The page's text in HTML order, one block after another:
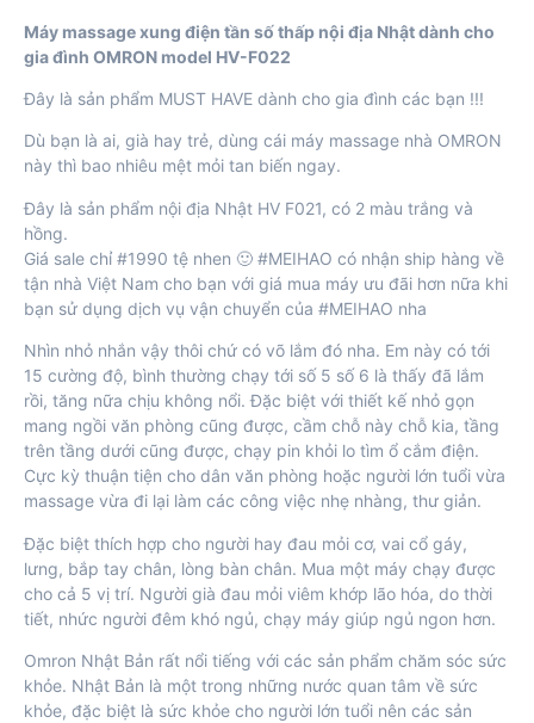
Máy massage xung điện tần số thấp nội địa Nhật dành cho
gia đình OMRON model HV-F022
Đây là sản phẩm MUST HAVE dành cho gia đình các bạn !!!
Dù bạn là ai, già hay trẻ, dùng cái máy massage nhà OMRON
này thì bao nhiêu mệt mỏi tan biến ngay.
Đây là sản phẩm nội địa Nhật HV F021, có 2 màu trắng và
hồng.
Giá sale chỉ #1990 tệ nhen 🙂 #MEIHAO có nhận ship hàng về
tận nhà Việt Nam cho bạn với giá mua máy ưu đãi hơn nữa khi
bạn sử dụng dịch vụ vận chuyển của #MEIHAO nha
Nhìn nhỏ nhắn vậy thôi chứ có võ lắm đó nha. Em này có tới
15 cường độ, bình thường chạy tới số 5 số 6 là thấy đã lắm
rồi, tăng nữa chịu không nổi. Đặc biệt với thiết kế nhỏ gọn
mang ngồi văn phòng cũng được, cầm chỗ này chỗ kia, tầng
trên tầng dưới cũng được, chạy pin khỏi lo tìm ổ cắm điện.
Cực kỳ thuận tiện cho dân văn phòng hoặc người lớn tuổi vừa
massage vừa đi lại làm các công việc nhẹ nhàng, thư giản.
Đặc biệt thích hợp cho người hay đau mỏi cơ, vai cổ gáy,
lưng, bắp tay chân, lòng bàn chân. Mua một máy chạy được
cho cả 5 vị trí. Người già đau mỏi viêm khớp lão hóa, do thời
tiết, nhức người đêm khó ngủ, chạy máy giúp ngủ ngon hơn.
Omron Nhật Bản rất nổi tiếng với các sản phẩm chăm sóc sức
khỏe. Nhật Bản là một trong những nước quan tâm về sức
khỏe, đặc biệt là sức khỏe cho người lớn tuổi nên các sản